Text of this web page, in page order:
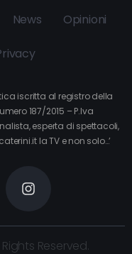
News Opinioni
iscritta al registro della
187/2015 – P.Iva
esperta di spettacoli,
la TV e non solo…’
Reserved.